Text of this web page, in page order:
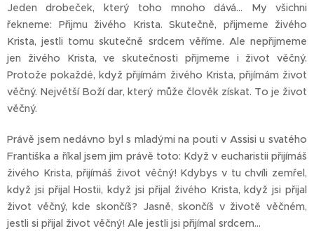
Jeden drobeček, který toho mnoho dává… My všichni
řekneme: Přijmu živého Krista. Skutečně, přijmeme živého
Krista, jestli tomu skutečně srdcem věříme. Ale nepřijmeme
jen živého Krista, ve skutečnosti přijmeme i život věčný.
Protože pokaždé, když přijímám živého Krista, přijímám život
věčný. Největší Boží dar, který může člověk získat. To je život
věčný.
Právě jsem nedávno byl s mladými na pouti v Assisi u svatého
Františka a říkal jsem jim právě toto: Když v eucharistii přijímáš
živého Krista, přijímáš život věčný! Kdybys v tu chvíli zemřel,
když jsi přijal Hostii, když jsi přijal živého Krista, když jsi přijal
život věčný, kde skončíš? Jasně, skončíš v životě věčném,
jestli si přijal život věčný! Ale jestli jsi přijímal srdcem…